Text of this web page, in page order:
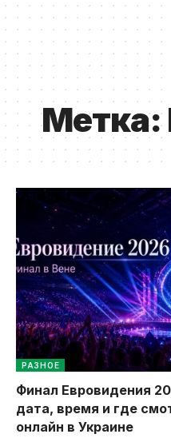
Метка:
РАЗНОЕ
Финал Евровидения
дата, время и где
онлайн в Украине